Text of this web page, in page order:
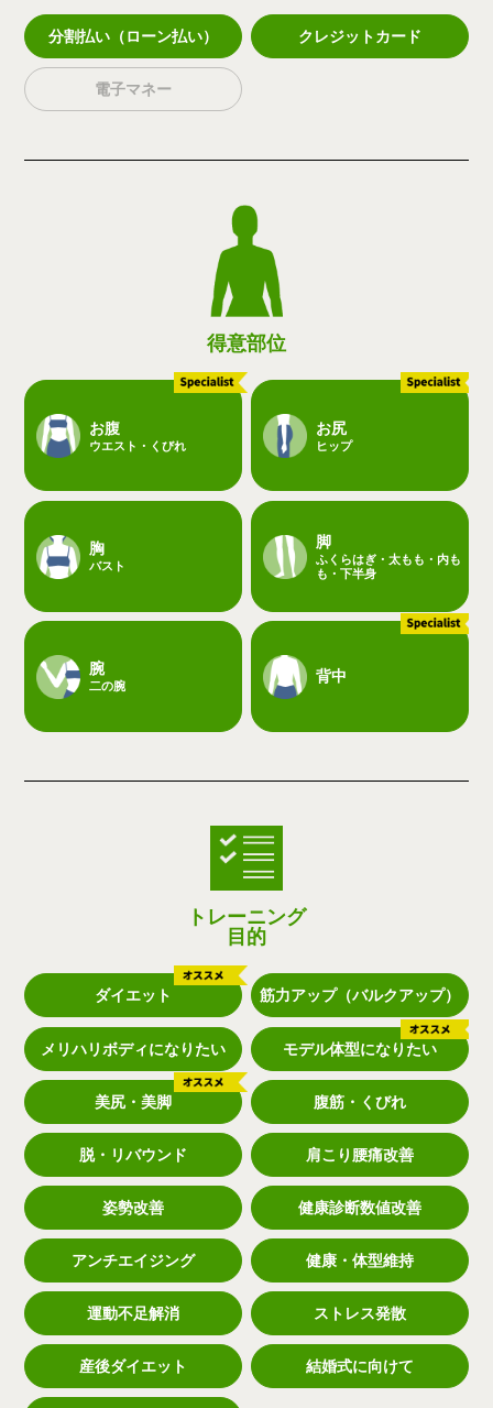
分割払い（ローン払い） クレジットカード
電子マネー
得意部位
お腹
ウエスト・くびれ
お尻
ヒップ
胸
バスト
脚
ふくらはぎ・太もも・内も
も・下半身
腕
二の腕
背中
トレーニング
目的
ダイエット 筋力アップ（バルクアップ）
メリハリボディになりたい モデル体型になりたい
美尻・美脚 腹筋・くびれ
脱・リバウンド 肩こり腰痛改善
姿勢改善 健康診断数値改善
アンチエイジング 健康・体型維持
運動不足解消 ストレス発散
産後ダイエット 結婚式に向けて